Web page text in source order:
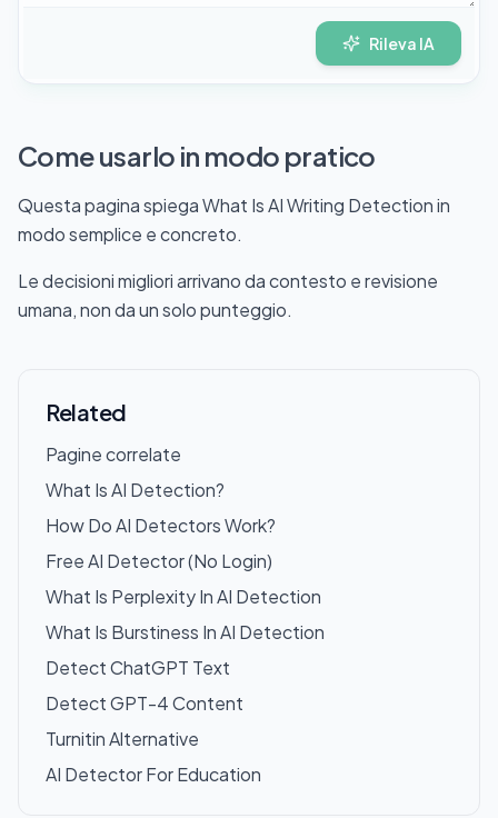
Rileva IA
Come usarlo in modo pratico
Questa pagina spiega What Is AI Writing Detection in
modo semplice e concreto.
Le decisioni migliori arrivano da contesto e revisione
umana, non da un solo punteggio.
Related
Pagine correlate
What Is AI Detection?
How Do AI Detectors Work?
Free AI Detector (No Login)
What Is Perplexity In AI Detection
What Is Burstiness In AI Detection
Detect ChatGPT Text
Detect GPT-4 Content
Turnitin Alternative
AI Detector For Education